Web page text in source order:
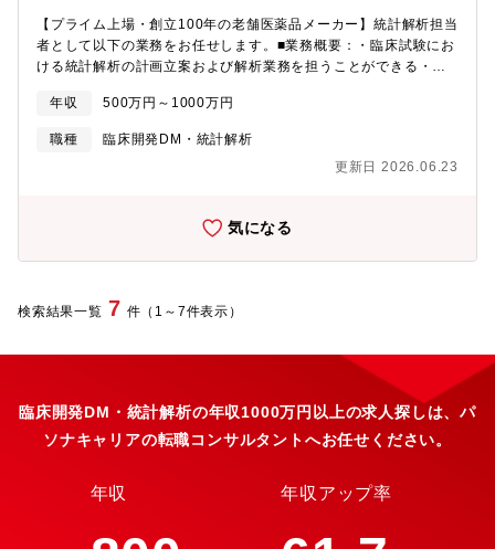
【プライム上場・創立100年の老舗医薬品メーカー】統計解析担当
者として以下の業務をお任せします。■業務概要：・臨床試験にお
ける統計解析の計画立案および解析業務を担うことができる・統
で一貫して関与し、適切に業務を遂行できる■担当業務：1. 臨床試
験の統計解析計画の策定2. 臨床試験データの統計解析3. 開発戦略
への統計的支援・臨床試験デザイン立案時の統計的支援・当局相
談資料・照会回答等の作成支援■同社について：同社は、プライム
器科の3つの領域に絞って研究開発や人員配置、コストを集中させ
り、今後も人々の健康に貢献する社会的使命を遂行していきま
す。＜教育制度・資格補助補足＞基本的にはＯＪＴですが、等級
年収 500万円～1000万円
職種
臨床開発DM・統計解析
更新日 2026.06.23
気になる
検索結果一覧 7 件（1～7件表示）
臨床開発DM・統計解析の年収1000万円以上の求人探しは、パ
ソナキャリアの転職コンサルタントへお任せください。
年収 年収アップ率